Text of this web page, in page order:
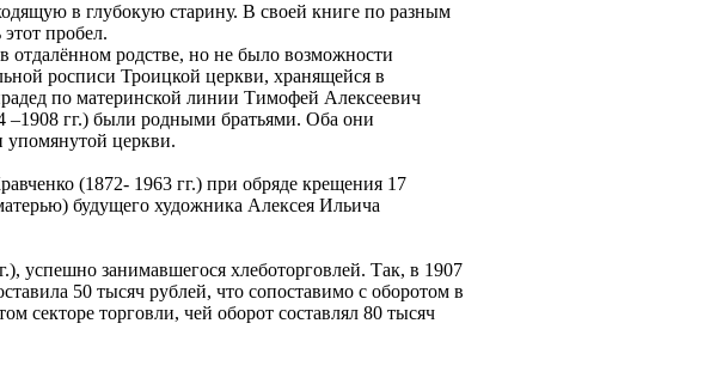
в глубокую старину. В своей книге по разным
пробел.
родстве, но не было возможности
росписи Троицкой церкви, хранящейся в
по материнской линии Тимофей Алексеевич
–1908 гг.) были родными братьями. Оба они
упомянутой церкви.
(1872- 1963 гг.) при обряде крещения 17
будущего художника Алексея Ильича
успешно занимавшегося хлеботорговлей. Так, в 1907
50 тысяч рублей, что сопоставимо с оборотом в
секторе торговли, чей оборот составлял 80 тысяч